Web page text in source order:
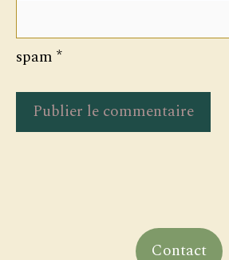
spam *
Contact